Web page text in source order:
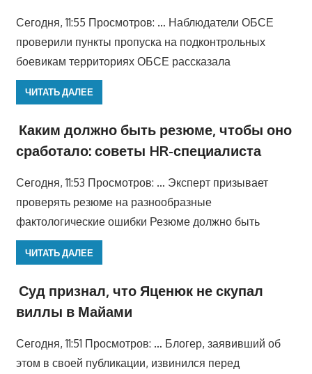
Сегодня, 11:55 Просмотров: … Наблюдатели ОБСЕ
проверили пункты пропуска на подконтрольных
боевикам территориях ОБСЕ рассказала
ЧИТАТЬ ДАЛЕЕ
Каким должно быть резюме, чтобы оно
сработало: советы HR-специалиста
Сегодня, 11:53 Просмотров: … Эксперт призывает
проверять резюме на разнообразные
фактологические ошибки Резюме должно быть
ЧИТАТЬ ДАЛЕЕ
Суд признал, что Яценюк не скупал
виллы в Майами
Сегодня, 11:51 Просмотров: … Блогер, заявивший об
этом в своей публикации, извинился перед